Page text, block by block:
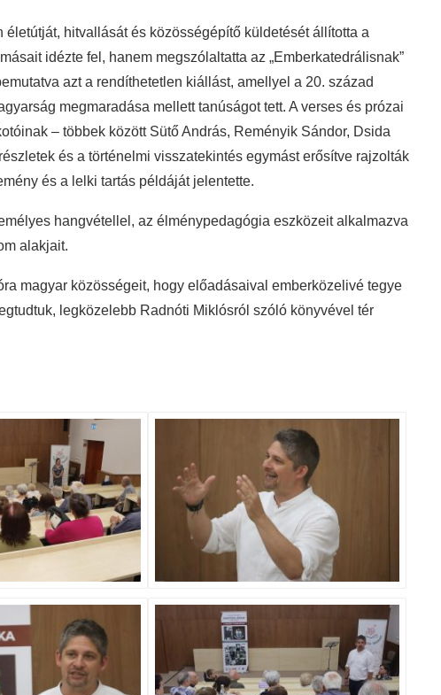
hitvallását és közösségépítő küldetését állította a
idézte fel, hanem megszólaltatta az „Emberkatedrálisnak”
azt a rendíthetetlen kiállást, amellyel a 20. század
megmaradása mellett tanúságot tett. A verses és prózai
– többek között Sütő András, Reményik Sándor, Dsida
és a történelmi visszatekintés egymást erősítve rajzolták
és a lelki tartás példáját jelentette.
hangvétellel, az élménypedagógia eszközeit alkalmazva
alakjait.
magyar közösségeit, hogy előadásaival emberközelivé tegye
legközelebb Radnóti Miklósról szóló könyvével tér